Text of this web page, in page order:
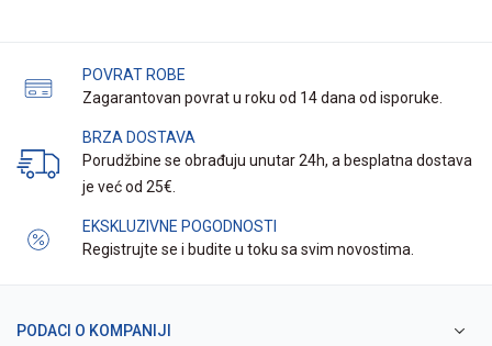
POVRAT ROBE
Zagarantovan povrat u roku od 14 dana od isporuke.
BRZA DOSTAVA
Porudžbine se obrađuju unutar 24h, a besplatna dostava
je već od 25€.
EKSKLUZIVNE POGODNOSTI
Registrujte se i budite u toku sa svim novostima.
PODACI O KOMPANIJI